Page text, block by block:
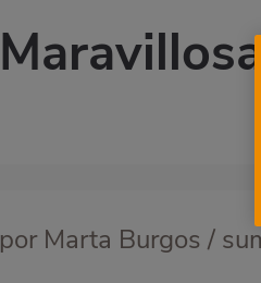
Body
por Marta Burgos /